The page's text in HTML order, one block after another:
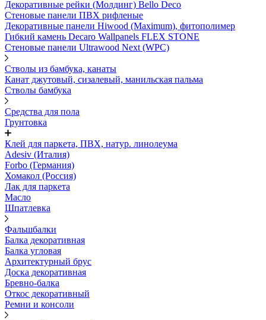
Декоративные рейки (Молдинг) Bello Deco
Стеновые панели ПВХ рифленые
Декоративные панели Hiwood (Maximum), фитополимер
Гибкий камень Decaro Wallpanels FLEX STONE
Стеновые панели Ultrawood Next (WPC)
Стволы из бамбука, канаты
Канат джутовый, сизалевый, манильская пальма
Стволы бамбука
Средства для пола
Грунтовка
Клей для паркета, ПВХ, натур. линолеума
Adesiv (Италия)
Forbo (Германия)
Хомакол (Россия)
Лак для паркета
Масло
Шпатлевка
Фальшбалки
Балка декоративная
Балка угловая
Архитектурный брус
Доска декоративная
Бревно-балка
Откос декоративный
Ремни и консоли